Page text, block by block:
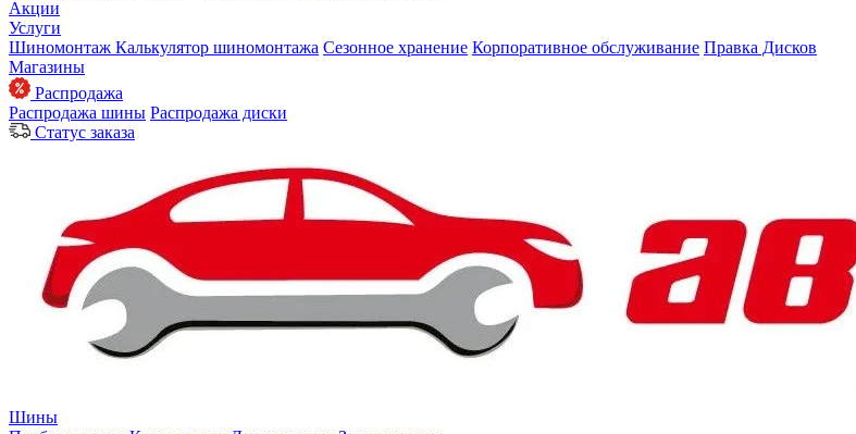
Акции
Услуги
Шиномонтаж Калькулятор шиномонтажа Сезонное хранение Корпоративное обслуживание Правка Дисков
Магазины
Распродажа
Распродажа шины Распродажа диски
Статус заказа
Шины